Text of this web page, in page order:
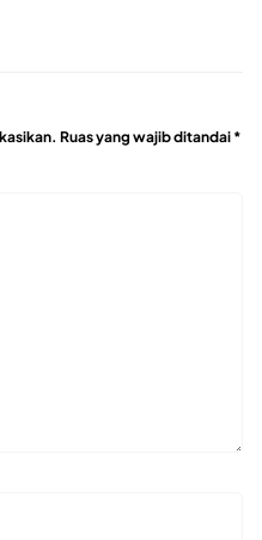
Ruas yang wajib ditandai *